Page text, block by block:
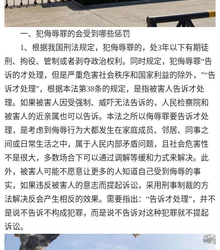
一、犯侮辱罪的会受到哪些惩罚
1、根据我国刑法规定，犯侮辱罪的，处3年以下有期徒
刑、拘役、管制或者剥夺政治权利。同时规定，犯侮辱罪“告
诉的才处理，但是严重危害社会秩序和国家利益的除外，”“告
诉才处理”，根据本法第38条的规定，是指被害人告诉才处
理。如果被害人因受强制、威吓无法告诉的，人民检察院和
被害人的近亲属也可以告诉。本法之所以侮辱罪要告诉才处
理，是考虑到侮辱行为大都发生在家庭成员、邻居、同事之
间或日常生活之中，属于人民内部矛盾问题，且社会危害性
不是很大，多数场合下可以通过调解等缓和力式来解决。此
外，被害人可能不愿意让更多的人知道自己受到侮辱的事
实，如果违反被害人的意志而提起诉讼，采用刑事制裁的方
法解决反会产生相反的效果。需要指出：“告诉才处理”，并不
是说不告诉不构成犯罪，而是说不告诉对这种犯罪就不提起
诉讼。